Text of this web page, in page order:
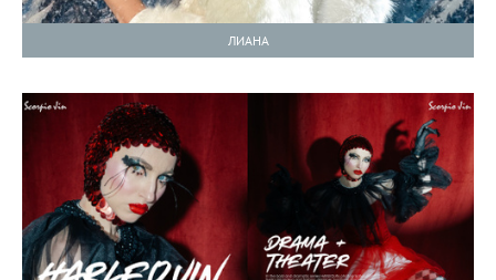
ЛИАНА